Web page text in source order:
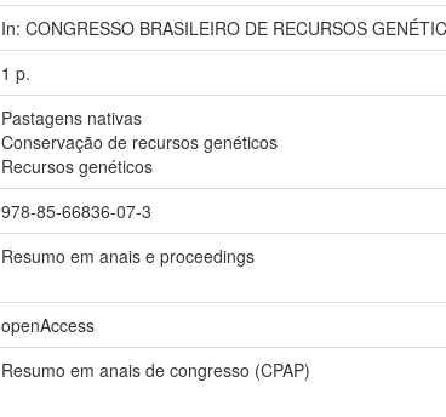
In: CONGRESSO BRASILEIRO DE RECURSOS
1 p.
Pastagens nativas
Conservação de recursos genéticos
Recursos genéticos
978-85-66836-07-3
Resumo em anais e proceedings
openAccess
Resumo em anais de congresso (CPAP)